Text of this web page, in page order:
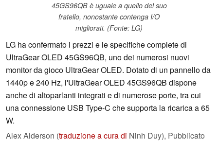
45GS96QB è uguale a quello del suo
fratello, nonostante contenga I/O
migliorati. (Fonte: LG)
LG ha confermato i prezzi e le specifiche complete di
UltraGear OLED 45GS96QB, uno dei numerosi nuovi
monitor da gioco UltraGear OLED. Dotato di un pannello da
1440p e 240 Hz, l'UltraGear OLED 45GS96QB dispone
anche di altoparlanti integrati e di numerose porte, tra cui
una connessione USB Type-C che supporta la ricarica a 65
W.
Alex Alderson (traduzione a cura di Ninh Duy), Pubblicato